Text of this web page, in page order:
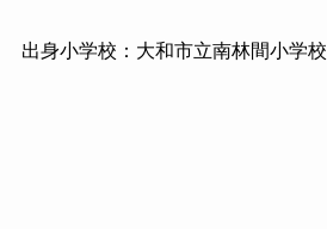
出身小学校：大和市立南林間小学校